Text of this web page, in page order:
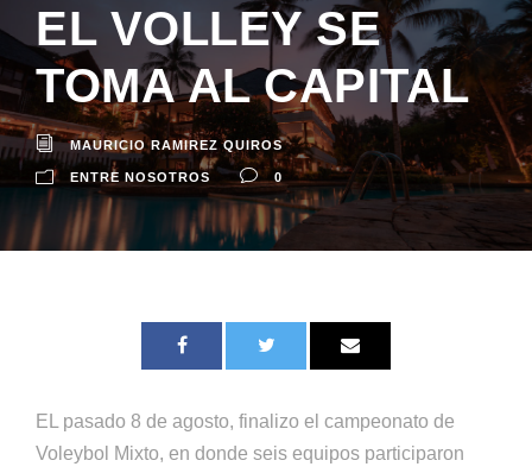
EL VOLLEY SE
TOMA AL CAPITAL
MAURICIO RAMIREZ QUIROS
ENTRE NOSOTROS 0
EL pasado 8 de agosto, finalizo el campeonato de
Voleybol Mixto, en donde seis equipos participaron